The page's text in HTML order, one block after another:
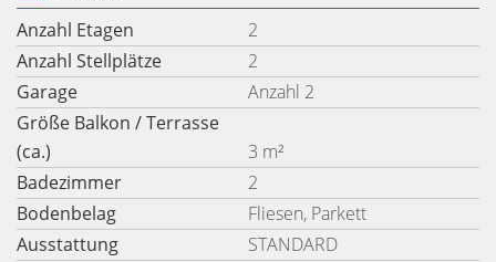
Anzahl Etagen
2
Anzahl Stellplätze
2
Garage
Anzahl 2
Größe Balkon / Terrasse
(ca.)
3 m²
Badezimmer
2
Bodenbelag
Fliesen, Parkett
Ausstattung
STANDARD